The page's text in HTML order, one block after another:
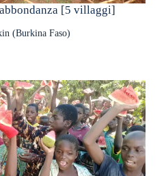
[5 villaggi]
(Burkina Faso)